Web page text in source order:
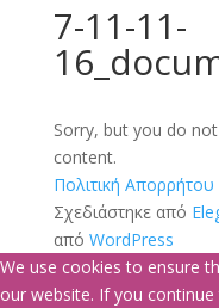
7-11-11-
Sorry, but you do
content.
Πολιτική Απορρήτου
Σχεδιάστηκε από
από WordPress
We use cookies to ensure
our website. If you continue